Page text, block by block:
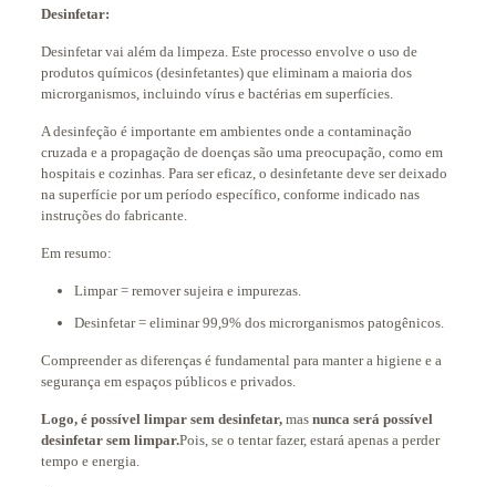
Desinfetar:
Desinfetar vai além da limpeza. Este processo envolve o uso de
produtos químicos (desinfetantes) que eliminam a maioria dos
microrganismos, incluindo vírus e bactérias em superfícies.
A desinfeção é importante em ambientes onde a contaminação
cruzada e a propagação de doenças são uma preocupação, como em
hospitais e cozinhas. Para ser eficaz, o desinfetante deve ser deixado
na superfície por um período específico, conforme indicado nas
instruções do fabricante.
Em resumo:
Limpar = remover sujeira e impurezas.
Desinfetar = eliminar 99,9% dos microrganismos patogênicos.
Compreender as diferenças é fundamental para manter a higiene e a
segurança em espaços públicos e privados.
Logo, é possível limpar sem desinfetar, mas nunca será possível
desinfetar sem limpar.Pois, se o tentar fazer, estará apenas a perder
tempo e energia.